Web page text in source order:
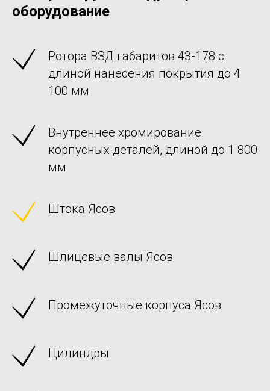
оборудование
Ротора ВЗД габаритов 43-178 с
длиной нанесения покрытия до 4
100 мм
Внутреннее хромирование
корпусных деталей, длиной до 1 800
мм
Штока Ясов
Шлицевые валы Ясов
Промежуточные корпуса Ясов
Цилиндры